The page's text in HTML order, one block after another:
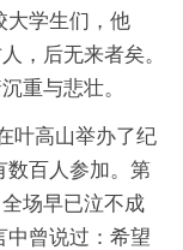
大学生们，他
，后无来者矣。
重与悲壮。
叶高山举办了纪
数百人参加。第
场早已泣不成
中曾说过：希望